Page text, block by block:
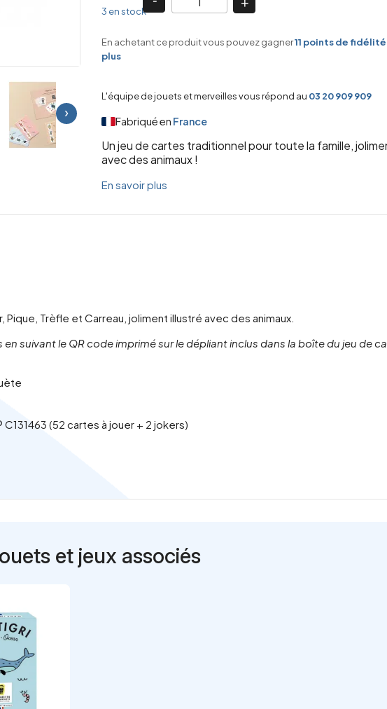
›
3 en stock
En achetant ce produit vous pouvez gagner11 points de fidélité
plus
L'équipe de jouets et merveilles vous répond au 03 20 909 909
Fabriqué en France
Un jeu de cartes traditionnel pour toute la famille,
avec des animaux !
En savoir plus
Trèfle et Carreau, joliment illustré avec des animaux.
suivant le QR code imprimé sur le dépliant inclus dans la boîte du jeu de
(52 cartes à jouer + 2 jokers)
et jeux associés